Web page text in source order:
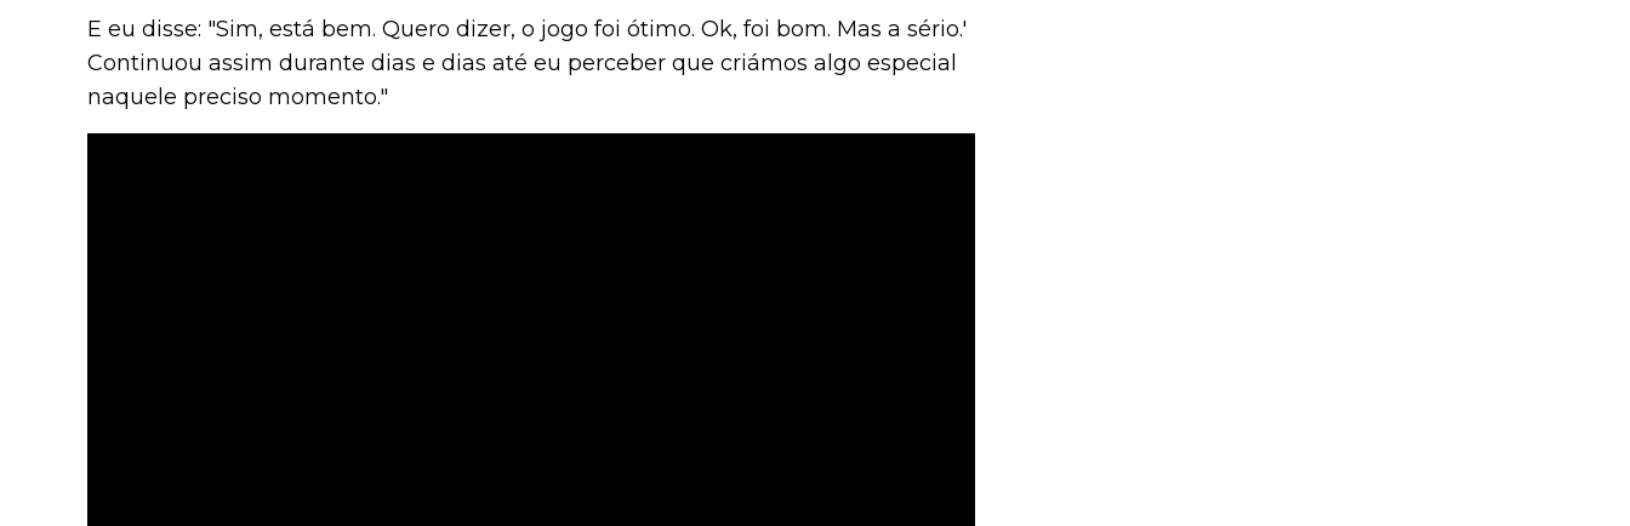
E eu disse: "Sim, está bem. Quero dizer, o jogo foi ótimo. Ok, foi bom. Mas a sério.'
Continuou assim durante dias e dias até eu perceber que criámos algo especial
naquele preciso momento."